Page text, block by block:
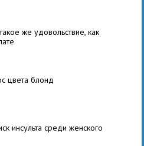
же удовольствие, как
цвета блонд
инсульта среди женского